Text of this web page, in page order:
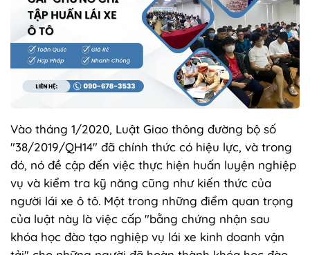
Vào tháng 1/2020, Luật Giao thông đường bộ số
"38/2019/QH14" đã chính thức có hiệu lực, và trong
đó, nó đề cập đến việc thực hiện huấn luyện nghiệp
vụ và kiểm tra kỹ năng cũng như kiến thức của
người lái xe ô tô. Một trong những điểm quan trọng
của luật này là việc cấp "bằng chứng nhận sau
khóa học đào tạo nghiệp vụ lái xe kinh doanh vận